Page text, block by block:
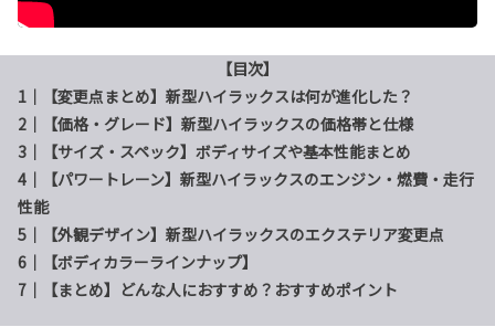
【目次】
1｜【変更点まとめ】新型ハイラックスは何が進化した？
2｜【価格・グレード】新型ハイラックスの価格帯と仕様
3｜【サイズ・スペック】ボディサイズや基本性能まとめ
4｜【パワートレーン】新型ハイラックスのエンジン・燃費・走行
性能
5｜【外観デザイン】新型ハイラックスのエクステリア変更点
6｜【ボディカラーラインナップ】
7｜【まとめ】どんな人におすすめ？おすすめポイント